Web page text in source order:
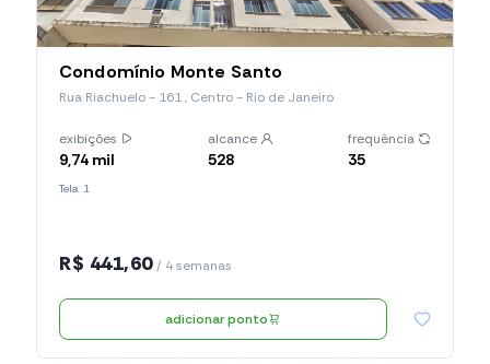
Condomínio Monte Santo
Rua Riachuelo - 161 , Centro - Rio de Janeiro
exibições
9,74 mil
alcance
528
frequência
35
Tela: 1
R$ 441,60/ 4 semanas
adicionar ponto